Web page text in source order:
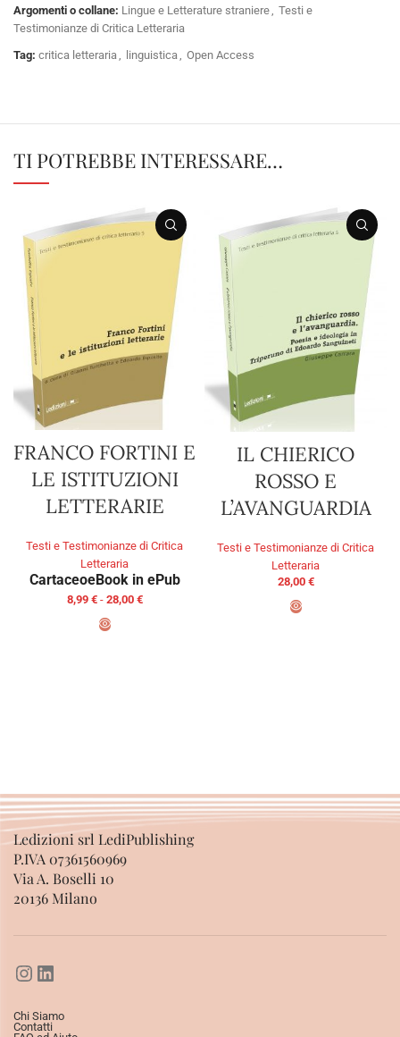
Argomenti o collane: Lingue e Letterature straniere, Testi e
Testimonianze di Critica Letteraria
Tag: critica letteraria, linguistica, Open Access
TI POTREBBE INTERESSARE…
FRANCO FORTINI E
LE ISTITUZIONI
LETTERARIE
Testi e Testimonianze di Critica
Letteraria
CartaceoeBook in ePub
8,99 € - 28,00 €
IL CHIERICO
ROSSO E
L’AVANGUARDIA
Testi e Testimonianze di Critica
Letteraria
28,00 €
Ledizioni srl LediPublishing
P.IVA 07361560969
Via A. Boselli 10
20136 Milano
Chi Siamo
Contatti